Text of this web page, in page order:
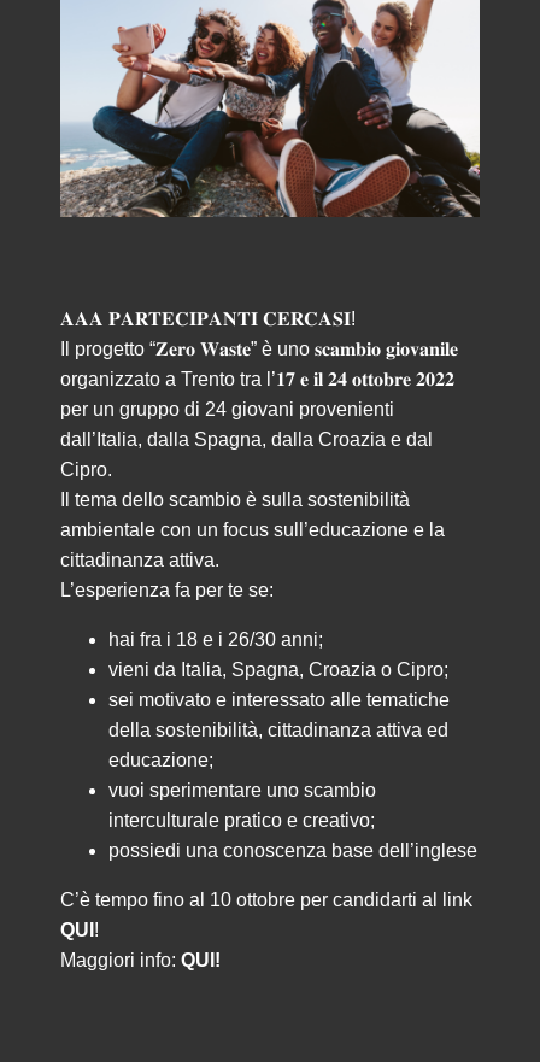
𝐀𝐀𝐀 𝐏𝐀𝐑𝐓𝐄𝐂𝐈𝐏𝐀𝐍𝐓𝐈 𝐂𝐄𝐑𝐂𝐀𝐒𝐈!
Il progetto “𝐙𝐞𝐫𝐨 𝐖𝐚𝐬𝐭𝐞” è uno 𝐬𝐜𝐚𝐦𝐛𝐢𝐨 𝐠𝐢𝐨𝐯𝐚𝐧𝐢𝐥𝐞
organizzato a Trento tra l’𝟏𝟕 𝐞 𝐢𝐥 𝟐𝟒 𝐨𝐭𝐭𝐨𝐛𝐫𝐞 𝟐𝟎𝟐𝟐
per un gruppo di 24 giovani provenienti
dall’Italia, dalla Spagna, dalla Croazia e dal
Cipro.
Il tema dello scambio è sulla sostenibilità
ambientale con un focus sull’educazione e la
cittadinanza attiva.
L’esperienza fa per te se:
hai fra i 18 e i 26/30 anni;
vieni da Italia, Spagna, Croazia o Cipro;
sei motivato e interessato alle tematiche
della sostenibilità, cittadinanza attiva ed
educazione;
vuoi sperimentare uno scambio
interculturale pratico e creativo;
possiedi una conoscenza base dell’inglese
C’è tempo fino al 10 ottobre per candidarti al link
QUI !
Maggiori info: QUI!